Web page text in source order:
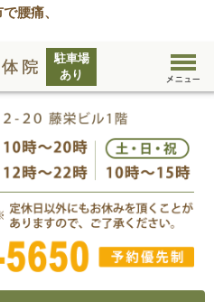
腰痛、